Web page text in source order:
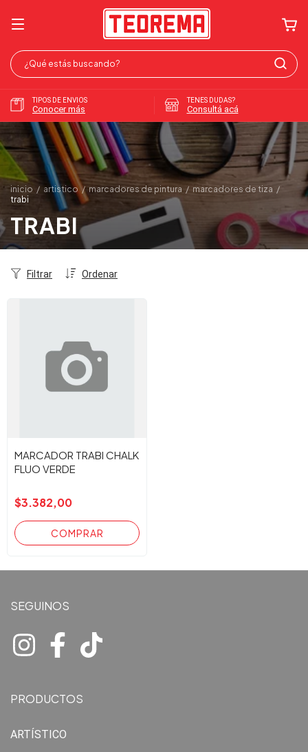
TIPOS DE ENVIOS
Conocer más
TENES DUDAS?
Consultá acá
inicio / artistico / marcadores de pintura / marcadores de tiza /
trabi
TRABI
Ordenar
Filtrar
MARCADOR TRABI CHALK
FLUO VERDE
$3.382,00
SEGUINOS
PRODUCTOS
ARTÍSTICO